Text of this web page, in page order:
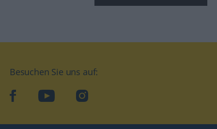
Besuchen Sie uns auf:
facebookYouTube Instagram